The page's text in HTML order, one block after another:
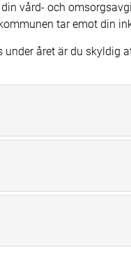
vård- och
tar emot din
under året är du